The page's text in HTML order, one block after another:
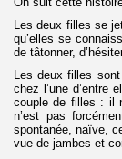
Les deux filles se
qu’elles se
de tâtonner,
Les deux filles
chez l’une d’entre
couple de filles : il
n’est pas
spontanée, naïve,
vue de jambes et